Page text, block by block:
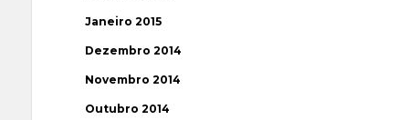
Janeiro 2015
Dezembro 2014
Novembro 2014
Outubro 2014